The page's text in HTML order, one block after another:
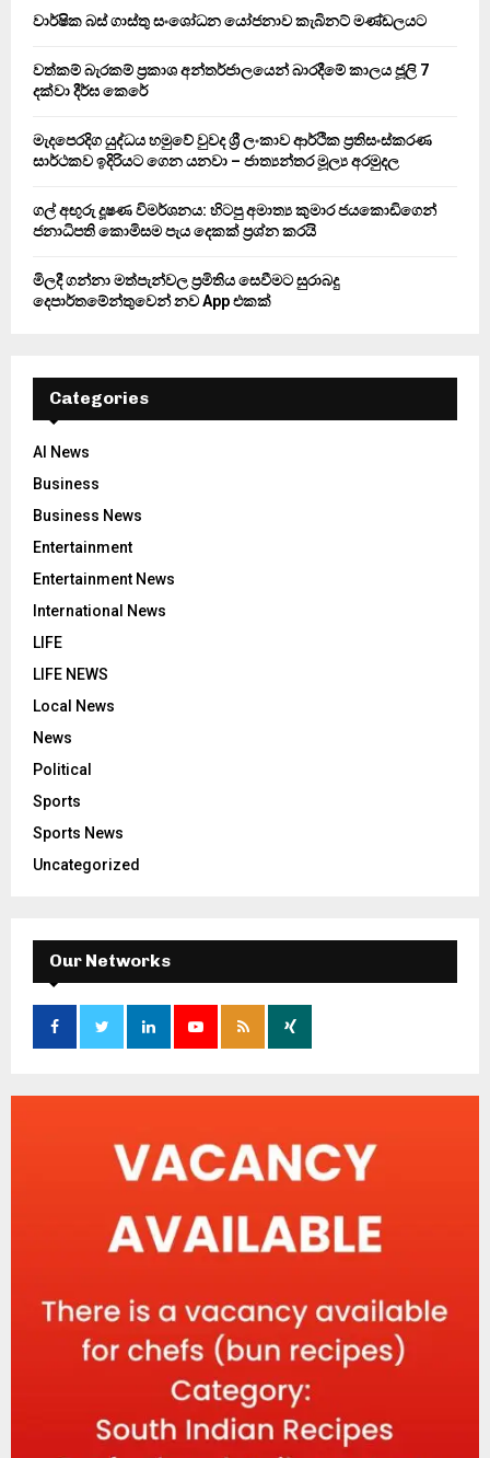
r
වාර්ෂික බස් ගාස්තු සංශෝධන යෝජනාව කැබිනට් මණ්ඩලයට
වත්කම් බැරකම් ප්‍රකාශ අන්තර්ජාලයෙන් බාරදීමේ කාලය ජූලි 7
දක්වා දීර්ඝ කෙරේ
මැදපෙරදිග යුද්ධය හමුවේ වුවද ශ්‍රී ලංකාව ආර්ථික ප්‍රතිසංස්කරණ
සාර්ථකව ඉදිරියට ගෙන යනවා – ජාත්‍යන්තර මූල්‍ය අරමුදල
ගල් අඟුරු දූෂණ විමර්ශනය: හිටපු අමාත්‍ය කුමාර ජයකොඩිගෙන්
ජනාධිපති කොමිසම පැය දෙකක් ප්‍රශ්න කරයි
මිලදී ගන්නා මත්පැන්වල ප්‍රමිතිය සෙවීමට සුරාබදු
දෙපාර්තමේන්තුවෙන් නව App එකක්
Categories
AI News
Business
Business News
Entertainment
Entertainment News
International News
LIFE
LIFE NEWS
Local News
News
Political
Sports
Sports News
Uncategorized
Our Networks